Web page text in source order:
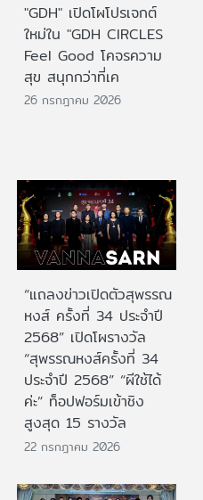
"GDH" เปิดโผโปรเจกต์
ใหม่ใน "GDH CIRCLES
Feel Good โคจรความ
สุข สนุกกว่าที่เค
26 กรกฎาคม 2026
“แถลงข่าวเปิดตัวสุพรรณ
หงส์ ครั้งที่ 34 ประจำปี
2568” เปิดโผรางวัล
“สุพรรณหงส์ครั้งที่ 34
ประจำปี 2568” “ผีใช้ได้
ค่ะ” ท็อปฟอร์มเข้าชิง
สูงสุด 15 รางวัล
22 กรกฎาคม 2026